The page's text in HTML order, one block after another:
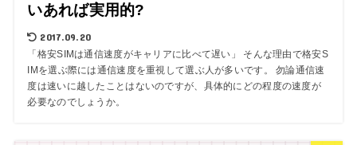
いあれば実用的?
2017.09.20
「格安SIMは通信速度がキャリアに比べて遅い」 そんな理由で格安S
IMを選ぶ際には通信速度を重視して選ぶ人が多いです。 勿論通信速
度は速いに越したことはないのですが、具体的にどの程度の速度が
必要なのでしょうか。